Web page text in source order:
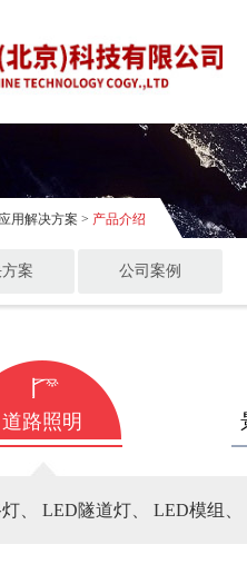
用解决方案 > 产品介绍
案 公司案例
道路照明
、 LED隧道灯、 LED模组、